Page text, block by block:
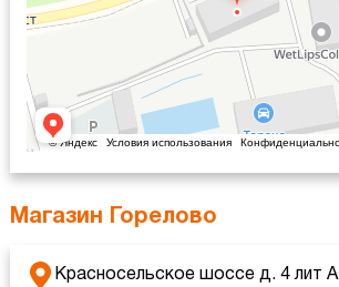
Магазин Горелово
Красносельское шоссе д. 4 лит А